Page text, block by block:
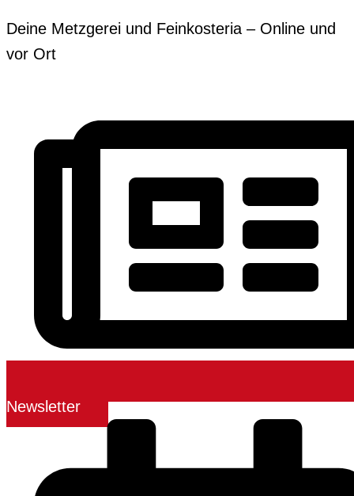
Inhalt
springen
Deine Metzgerei und Feinkosteria – Online und
vor Ort
Newsletter